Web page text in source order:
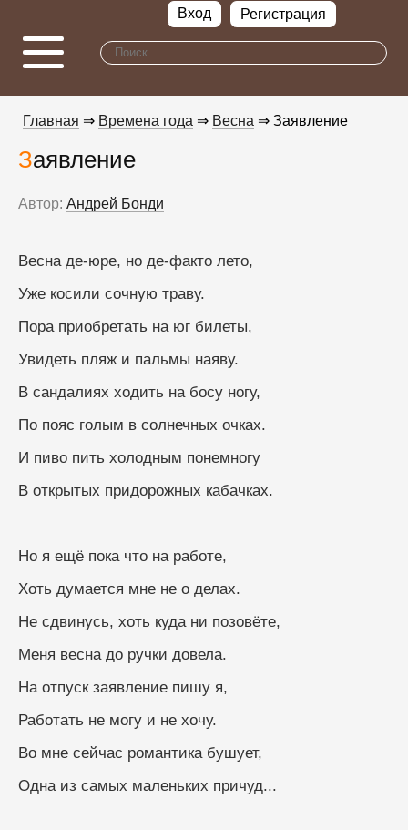
Вход Регистрация
Главная ⇒ Времена года ⇒ Весна ⇒ Заявление
Заявление
Автор: Андрей Бонди
Весна де-юре, но де-факто лето,
Уже косили сочную траву.
Пора приобретать на юг билеты,
Увидеть пляж и пальмы наяву.
В сандалиях ходить на босу ногу,
По пояс голым в солнечных очках.
И пиво пить холодным понемногу
В открытых придорожных кабачках.
Но я ещё пока что на работе,
Хоть думается мне не о делах.
Не сдвинусь, хоть куда ни позовёте,
Меня весна до ручки довела.
На отпуск заявление пишу я,
Работать не могу и не хочу.
Во мне сейчас романтика бушует,
Одна из самых маленьких причуд...